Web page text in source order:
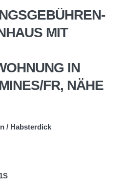
MIT
IN
FR, NÄHE
/ Habsterdick